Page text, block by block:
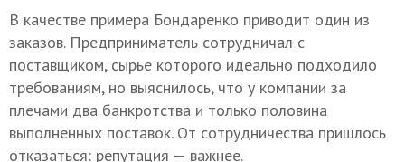
В качестве примера Бондаренко приводит один из
заказов. Предприниматель сотрудничал с
поставщиком, сырье которого идеально подходило
требованиям, но выяснилось, что у компании за
плечами два банкротства и только половина
выполненных поставок. От сотрудничества пришлось
отказаться: репутация — важнее.